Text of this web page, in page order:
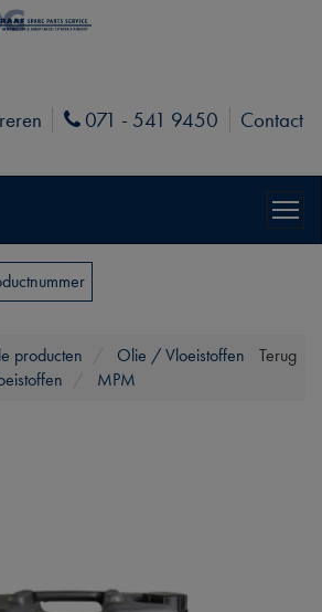
Phone
071 - 541 9450
Contact
Terug
producten
Olie / Vloeistoffen
MPM